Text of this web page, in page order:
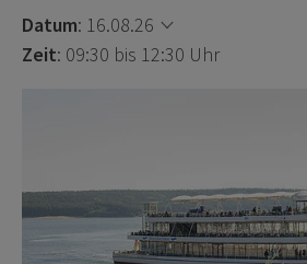
Datum: 16.08.26
Zeit: 09:30 bis 12:30 Uhr